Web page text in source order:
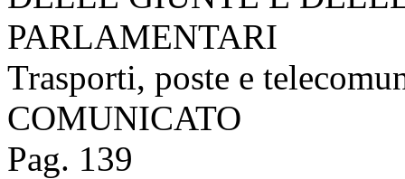
PARLAMENTARI
Trasporti, poste e
COMUNICATO
Pag. 139